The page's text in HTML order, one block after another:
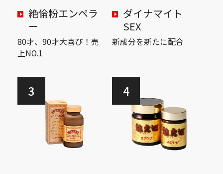
絶倫粉エンペラ
ー
80才、90才大喜び！売
上NO.1
ダイナマイト
SEX
新成分を新たに配合
3 4